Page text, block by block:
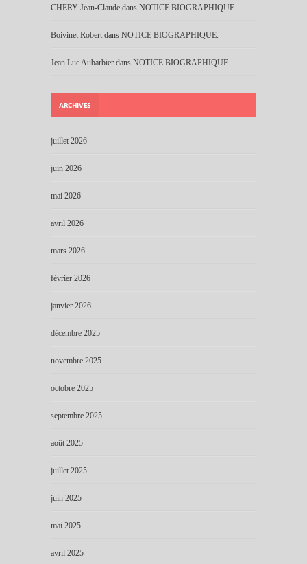
CHERY Jean-Claude dans NOTICE BIOGRAPHIQUE.
Boivinet Robert dans NOTICE BIOGRAPHIQUE.
Jean Luc Aubarbier dans NOTICE BIOGRAPHIQUE.
ARCHIVES
juillet 2026
juin 2026
mai 2026
avril 2026
mars 2026
février 2026
janvier 2026
décembre 2025
novembre 2025
octobre 2025
septembre 2025
août 2025
juillet 2025
juin 2025
mai 2025
avril 2025